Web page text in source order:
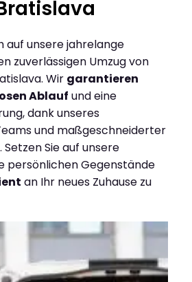
auf unsere jahrelange
zuverlässigen Umzug von
Wir garantieren
Ablauf und eine
dank unseres
und maßgeschneiderter
Setzen Sie auf unsere
persönlichen Gegenstände
an Ihr neues Zuhause zu